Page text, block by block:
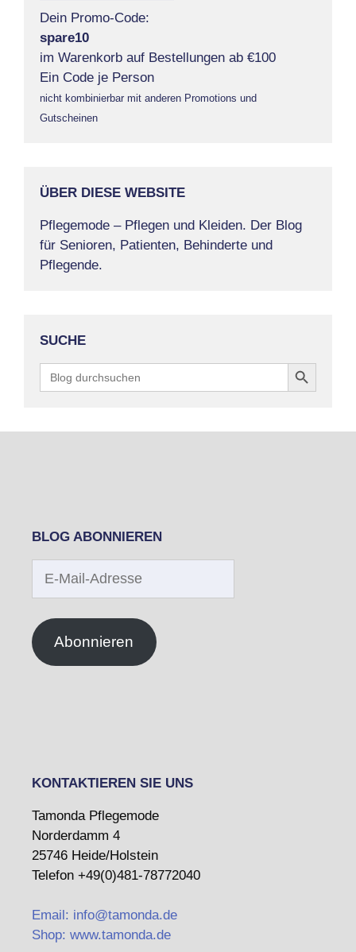
Dein Promo-Code:
spare10
im Warenkorb auf Bestellungen ab €100
Ein Code je Person
nicht kombinierbar mit anderen Promotions und
Gutscheinen
ÜBER DIESE WEBSITE
Pflegemode – Pflegen und Kleiden. Der Blog
für Senioren, Patienten, Behinderte und
Pflegende.
SUCHE
Search
for:
Search Button
BLOG ABONNIEREN
Mail-
Abonnieren
KONTAKTIEREN SIE UNS
Tamonda Pflegemode
Norderdamm 4
25746 Heide/Holstein
Telefon +49(0)481-78772040
Email: info@tamonda.de
Shop: www.tamonda.de